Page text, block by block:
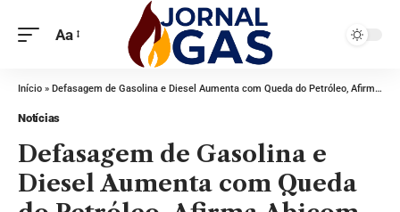
Aa
Início » Defasagem de Gasolina e Diesel Aumenta com Queda do Petróleo, Afirma Abicom
Notícias
Defasagem de Gasolina e
Diesel Aumenta com Queda